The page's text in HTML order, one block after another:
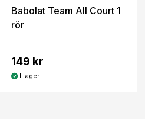
Babolat Team All Court 1
rör
149 kr
I lager